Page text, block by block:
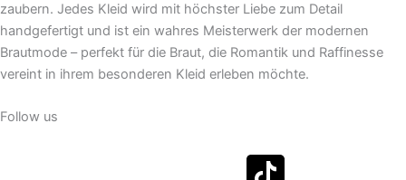
zaubern. Jedes Kleid wird mit höchster Liebe zum Detail
handgefertigt und ist ein wahres Meisterwerk der modernen
Brautmode – perfekt für die Braut, die Romantik und Raffinesse
vereint in ihrem besonderen Kleid erleben möchte.
Follow us